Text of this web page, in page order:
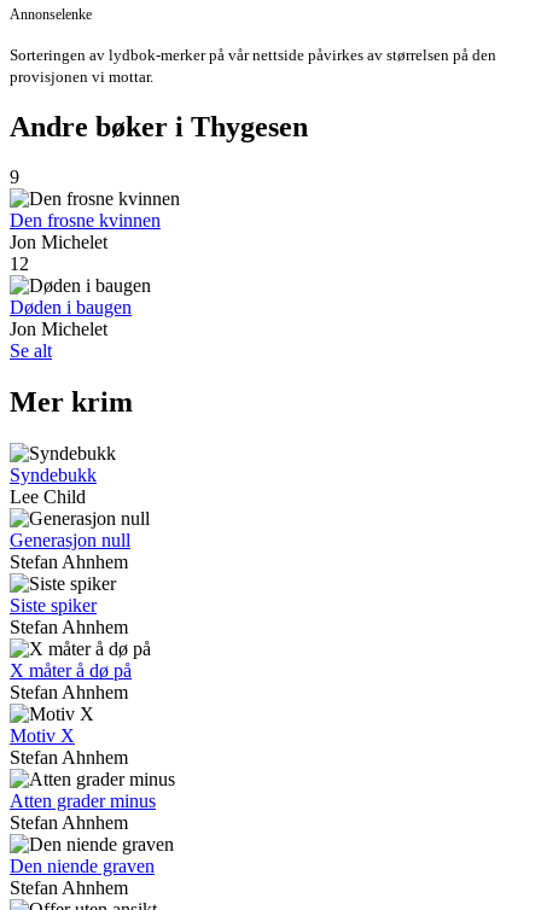
Annonselenke
Sorteringen av lydbok-merker på vår nettside påvirkes av størrelsen på den
provisjonen vi mottar.
Andre bøker i Thygesen
9
Den frosne kvinnen
Jon Michelet
12
Døden i baugen
Jon Michelet
Se alt
Mer krim
Syndebukk
Lee Child
Generasjon null
Stefan Ahnhem
Siste spiker
Stefan Ahnhem
X måter å dø på
Stefan Ahnhem
Motiv X
Stefan Ahnhem
Atten grader minus
Stefan Ahnhem
Den niende graven
Stefan Ahnhem